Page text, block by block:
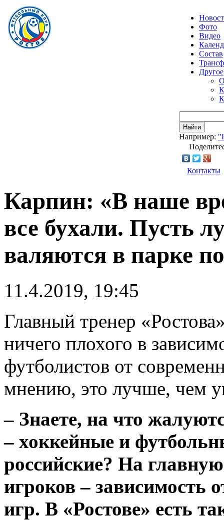
Фото
Видео
Состав
Другое
Найти
Например:
Контакты
Карпин: «В наше
все бухали. Пусть
валяются в парке
11.4.2019, 19:45
Главный тренер
ничего плохого в
футболистов от
мнению, это лучше, чем
– Знаете, на что
– хоккейные и
российские? На
игроков – зависимость
игр. В «Ростове» есть